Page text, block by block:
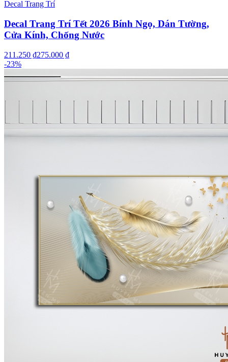
Decal Trang Trí
Decal Trang Trí Tết 2026 Bính Ngọ, Dán Tường,
Cửa Kính, Chống Nước
211.250 ₫275.000 ₫
-23%